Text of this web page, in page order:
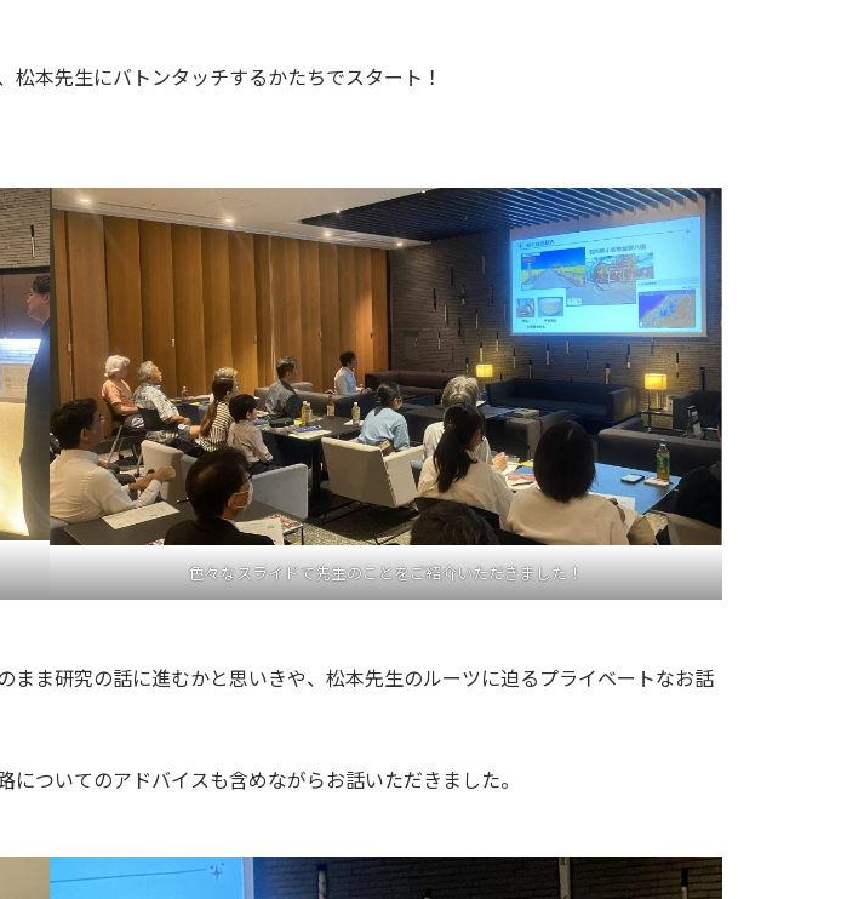
本先生にバトンタッチするかたちでスタート！
色々なスライドで先生のことをご紹介いただきました！
ま研究の話に進むかと思いきや、松本先生のルーツに迫るプライベートなお話
ついてのアドバイスも含めながらお話いただきました。